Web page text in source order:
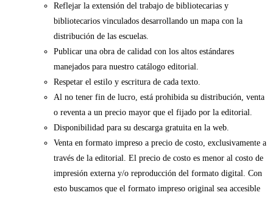
Reflejar la extensión del trabajo de bibliotecarias y
bibliotecarios vinculados desarrollando un mapa con la
distribución de las escuelas.
Publicar una obra de calidad con los altos estándares
manejados para nuestro catálogo editorial.
Respetar el estilo y escritura de cada texto.
Al no tener fin de lucro, está prohibida su distribución, venta
o reventa a un precio mayor que el fijado por la editorial.
Disponibilidad para su descarga gratuita en la web.
Venta en formato impreso a precio de costo, exclusivamente a
través de la editorial. El precio de costo es menor al costo de
impresión externa y/o reproducción del formato digital. Con
esto buscamos que el formato impreso original sea accesible